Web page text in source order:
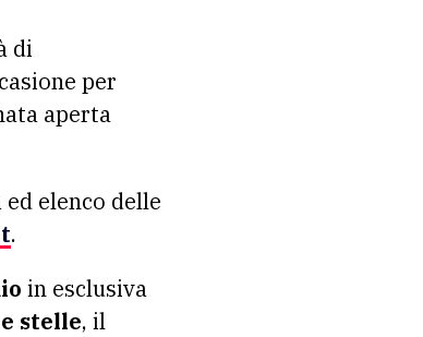
di
per
aperta
elenco delle
.
in esclusiva
stelle, il